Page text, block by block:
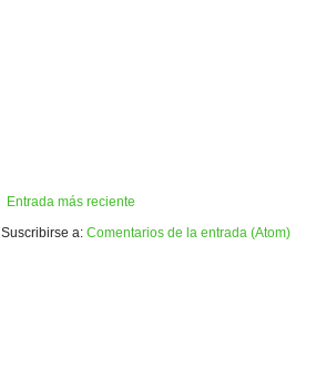
Entrada más reciente
Suscribirse a: Comentarios de la entrada (Atom)